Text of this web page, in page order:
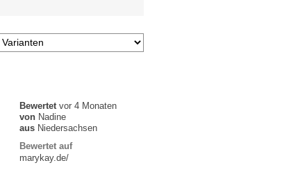
Bewertetvor 4 Monaten
von Nadine
aus Niedersachsen
Bewertet auf
marykay.de/